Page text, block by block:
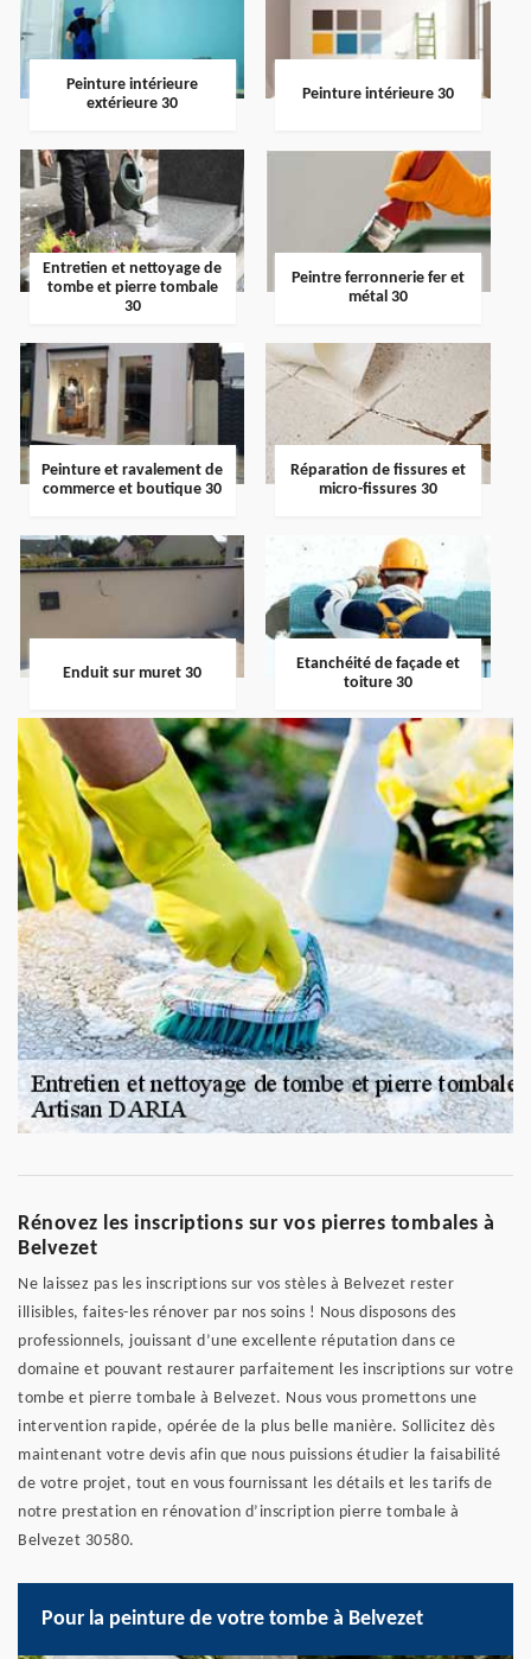
Peinture intérieure
extérieure 30
Peinture intérieure 30
Entretien et nettoyage de
tombe et pierre tombale
30
Peintre ferronnerie fer et
métal 30
Peinture et ravalement de
commerce et boutique 30
Réparation de fissures et
micro-fissures 30
Enduit sur muret 30
Etanchéité de façade et
toiture 30
Rénovez les inscriptions sur vos pierres tombales à
Belvezet
Ne laissez pas les inscriptions sur vos stèles à Belvezet rester
illisibles, faites-les rénover par nos soins ! Nous disposons des
professionnels, jouissant d’une excellente réputation dans ce
domaine et pouvant restaurer parfaitement les inscriptions sur votre
tombe et pierre tombale à Belvezet. Nous vous promettons une
intervention rapide, opérée de la plus belle manière. Sollicitez dès
maintenant votre devis afin que nous puissions étudier la faisabilité
de votre projet, tout en vous fournissant les détails et les tarifs de
notre prestation en rénovation d’inscription pierre tombale à
Belvezet 30580.
Pour la peinture de votre tombe à Belvezet